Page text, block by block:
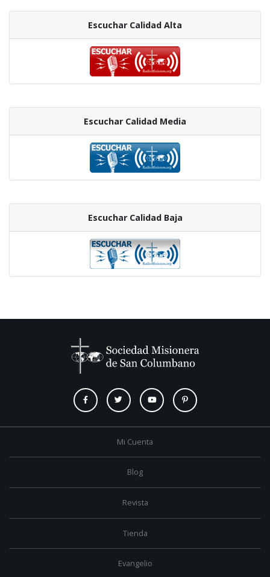
Escuchar Calidad Alta
Escuchar Calidad Media
Escuchar Calidad Baja
Mi Cuenta
Blog
Revista
Tienda
Evangelio